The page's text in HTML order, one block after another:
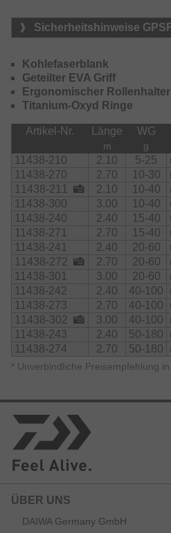
Sicherheitshinweise
Kohlefaserblank
Geteilter EVA Griff
Ergonomischer Rollenhalter
Titanium-Oxyd Ringe
Artikel-Nr. Länge WG
m g
11438-210 2.10 5-25
11438-270
2.70 10-30
11438-211
2.10 10-40
11438-300
3.00 10-40
11438-240
2.40 15-40
11438-271
2.70 15-40
11438-241
2.40 20-60
11438-272
2.70 20-60
11438-301
3.00 20-60
11438-242
2.40 40-100
11438-273
2.70 40-100
11438-302
3.00 40-100
11438-243
2.40 50-180
11438-274
2.70 50-180
* Unverbindliche Preisempfehlung in
ÜBER UNS
DAIWA Germany GmbH